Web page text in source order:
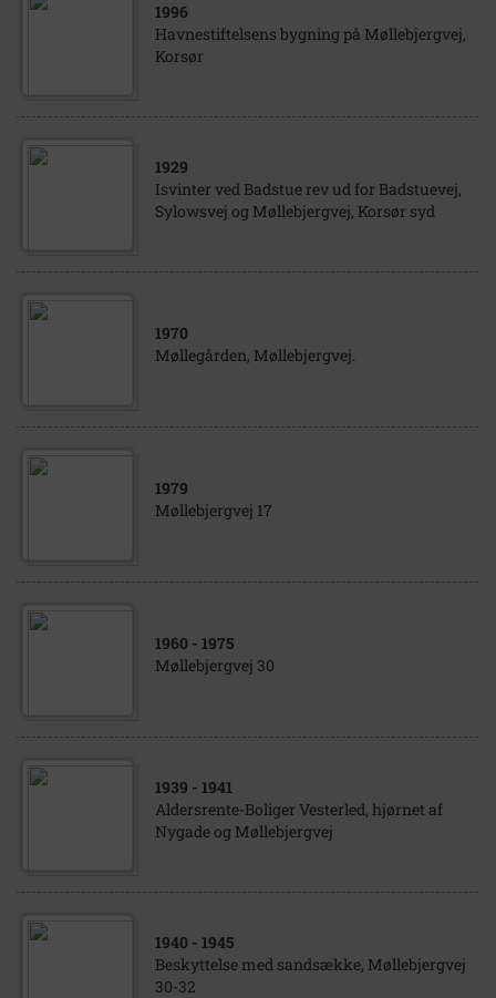
1996
Havnestiftelsens bygning på Møllebjergvej,
Korsør
1929
Isvinter ved Badstue rev ud for Badstuevej,
Sylowsvej og Møllebjergvej, Korsør syd
1970
Møllegården, Møllebjergvej.
1979
Møllebjergvej 17
1960 - 1975
Møllebjergvej 30
1939 - 1941
Aldersrente-Boliger Vesterled, hjørnet af
Nygade og Møllebjergvej
1940 - 1945
Beskyttelse med sandsække, Møllebjergvej
30-32